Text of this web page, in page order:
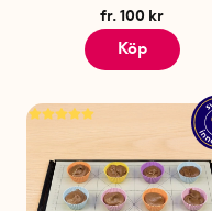
fr. 100 kr
Köp